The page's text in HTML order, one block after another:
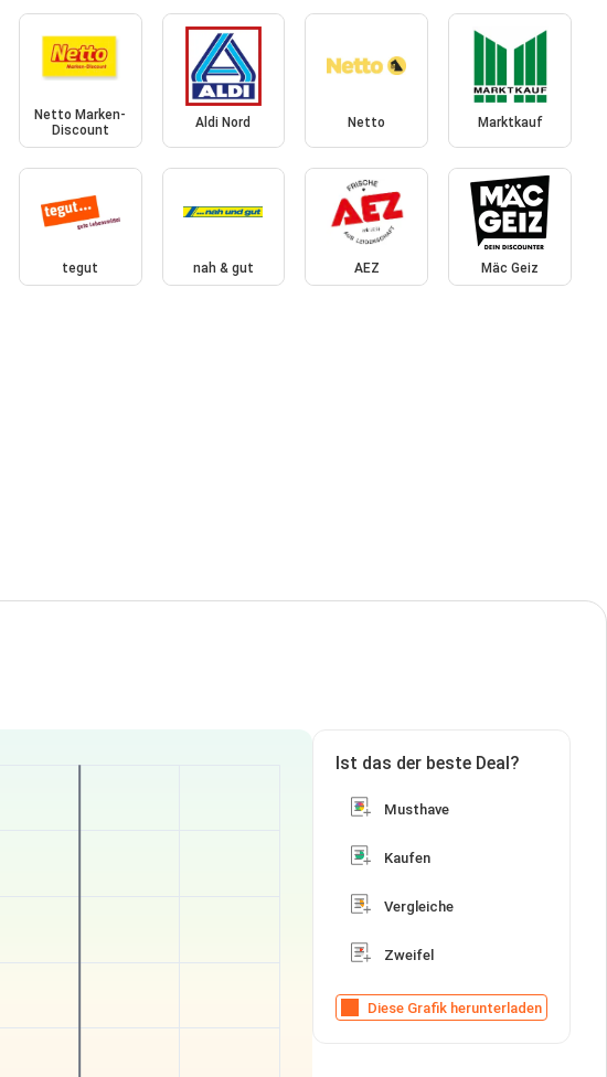
Netto Marken-
Discount
Aldi Nord Netto Marktkauf
tegut nah & gut AEZ Mäc Geiz
Ist das der beste Deal?
Musthave
Kaufen
Vergleiche
Zweifel
Diese Grafik herunterladen